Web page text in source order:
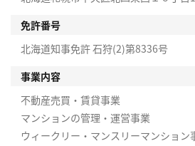
免許番号
北海道知事免許 石狩(2)第8336号
事業内容
不動産売買・賃貸事業
マンションの管理・運営事業
ウィークリー・マンスリーマンション